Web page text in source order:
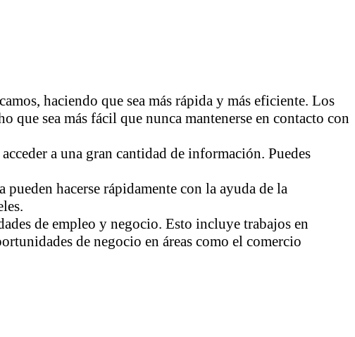
haciendo que sea más rápida y más eficiente. Los
que sea más fácil que nunca mantenerse en contacto con
a una gran cantidad de información. Puedes
hacerse rápidamente con la ayuda de la
de empleo y negocio. Esto incluye trabajos en
de negocio en áreas como el comercio